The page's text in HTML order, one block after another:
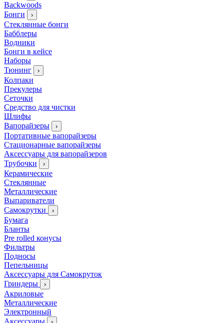
Backwoods
Бонги
›
Стеклянные бонги
Бабблеры
Водники
Бонги в кейсе
Наборы
Тюнинг
›
Колпаки
Прекулеры
Сеточки
Средство для чистки
Шлифы
Вапорайзеры
›
Портативные вапорайзеры
Стационарные вапорайзеры
Аксессуары для вапорайзеров
Трубочки
›
Керамические
Стеклянные
Металлические
Выпариватели
Самокрутки
›
Бумага
Бланты
Pre rolled конусы
Фильтры
Подносы
Пепельницы
Аксессуары для Самокруток
Гриндеры
›
Акриловые
Металлические
Электронный
Аксессуары